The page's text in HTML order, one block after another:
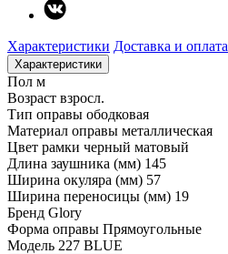
Характеристики Доставка и оплата
Характеристики
Пол м
Возраст взросл.
Тип оправы ободковая
Материал оправы металлическая
Цвет рамки черный матовый
Длина заушника (мм) 145
Ширина окуляра (мм) 57
Ширина переносицы (мм) 19
Бренд Glory
Форма оправы Прямоугольные
Модель 227 BLUE